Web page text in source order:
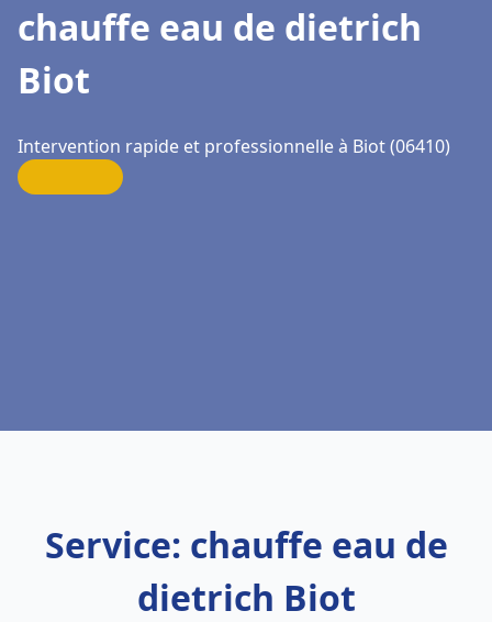
chauffe eau de dietrich
Biot
Intervention rapide et professionnelle à Biot (06410)
Service: chauffe eau de
dietrich Biot